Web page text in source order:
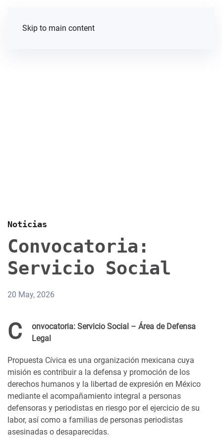
Skip to main content
Noticias
Convocatoria:
Servicio Social
20 May, 2026
C
onvocatoria: Servicio Social – Área de Defensa
Legal
Propuesta Cívica es una organización mexicana cuya
misión es contribuir a la defensa y promoción de los
derechos humanos y la libertad de expresión en México
mediante el acompañamiento integral a personas
defensoras y periodistas en riesgo por el ejercicio de su
labor, así como a familias de personas periodistas
asesinadas o desaparecidas.